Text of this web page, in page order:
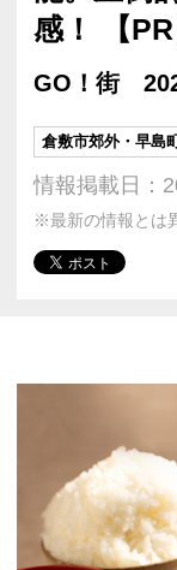
感！ 【PR
GO！街
倉敷市郊外・早島
情報掲載日：
※最新の情報とは